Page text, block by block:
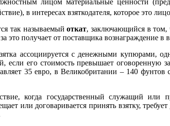
в интересах взяткодателя, которое это
так называемыйоткат, заключающийся в том,
это получает от поставщика вознаграждение
ассоциируется с денежными купюрами,
если его стоимость превышает
35 евро, в Великобритании – 140
когда государственный служащий
или договаривается принять взятку,